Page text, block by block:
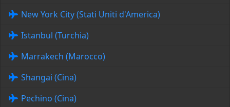
New York City (Stati Uniti d'America)
Istanbul (Turchia)
Marrakech (Marocco)
Shangai (Cina)
Pechino (Cina)